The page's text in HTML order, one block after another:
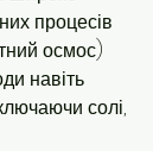
процесів
осмос)
навіть
солі,